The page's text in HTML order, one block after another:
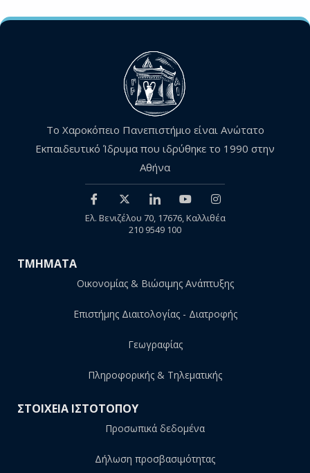
Το Χαροκόπειο Πανεπιστήμιο είναι Ανώτατο
Εκπαιδευτικό Ίδρυμα που ιδρύθηκε το 1990 στην
Αθήνα
Ελ. Βενιζέλου 70, 17676, Καλλιθέα
210 9549 100
ΤΜΗΜΑΤΑ
Οικονομίας & Βιώσιμης Ανάπτυξης
Επιστήμης Διαιτολογίας - Διατροφής
Γεωγραφίας
Πληροφορικής & Τηλεματικής
ΣΤΟΙΧΕΙΑ ΙΣΤΟΤΟΠΟΥ
Προσωπικά δεδομένα
Δήλωση προσβασιμότητας